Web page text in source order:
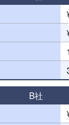
B社